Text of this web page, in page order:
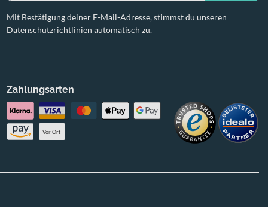
Mit Bestätigung deiner E-Mail-Adresse, stimmst du unseren
Datenschutzrichtlinien automatisch zu.
Zahlungsarten
Vor Ort